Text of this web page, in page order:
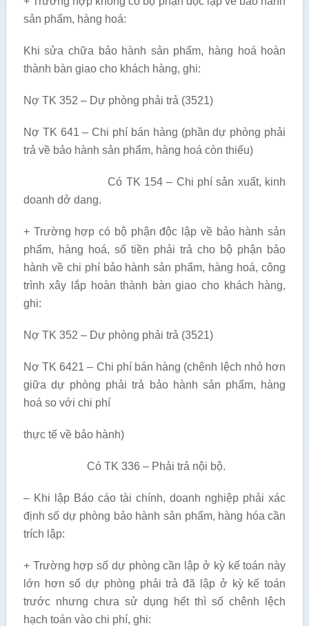
sản phẩm, hàng hoá:
Khi sửa chữa bảo hành sản phẩm, hàng hoá hoàn
thành bàn giao cho khách hàng, ghi:
Nợ TK 352 – Dự phòng phải trả (3521)
Nợ TK 641 – Chi phí bán hàng (phần dự phòng phải
trả về bảo hành sản phẩm, hàng hoá còn thiếu)
Có TK 154 – Chi phí sản xuất, kinh
doanh dở dang.
+ Trường hợp có bộ phận độc lập về bảo hành sản
phẩm, hàng hoá, số tiền phải trả cho bộ phận bảo
hành về chi phí bảo hành sản phẩm, hàng hoá, công
trình xây lắp hoàn thành bàn giao cho khách hàng,
ghi:
Nợ TK 352 – Dự phòng phải trả (3521)
Nợ TK 6421 – Chi phí bán hàng (chênh lệch nhỏ hơn
giữa dự phòng phải trả bảo hành sản phẩm, hàng
hoá so với chi phí
thực tế về bảo hành)
Có TK 336 – Phải trả nội bộ.
– Khi lập Báo cáo tài chính, doanh nghiệp phải xác
định số dự phòng bảo hành sản phẩm, hàng hóa cần
trích lập:
+ Trường hợp số dự phòng cần lập ở kỳ kế toán này
lớn hơn số dự phòng phải trả đã lập ở kỳ kế toán
trước nhưng chưa sử dụng hết thì số chênh lệch
hạch toán vào chi phí, ghi: